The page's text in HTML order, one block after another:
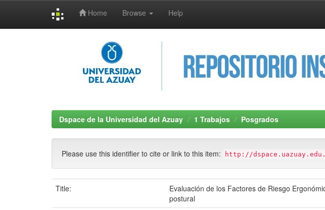
Home Browse Help
Dspace de la Universidad del Azuay 1 Trabajos Posgrados
Please use this identifier to cite or link to this item: http://
Title:
Evaluación de los Factores de Riesgo
postural